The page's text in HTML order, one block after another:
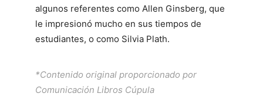
algunos referentes como Allen Ginsberg, que
le impresionó mucho en sus tiempos de
estudiantes, o como Silvia Plath.
*Contenido original proporcionado por
Comunicación Libros Cúpula